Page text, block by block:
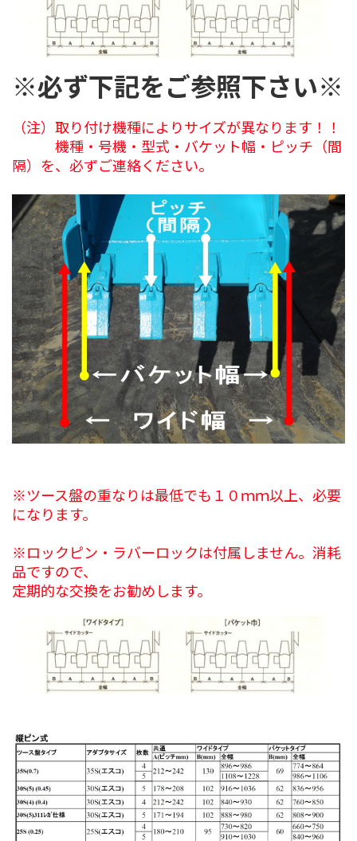
※必ず下記をご参照下さい※
（注）取り付け機種によりサイズが異なります！！
機種・号機・型式・バケット幅・ピッチ（間
隔）を、必ずご連絡ください。
※ツース盤の重なりは最低でも１０ｍｍ以上、必要
になります。
※ロックピン・ラバーロックは付属しません。消耗
品ですので、
定期的な交換をお勧めします。